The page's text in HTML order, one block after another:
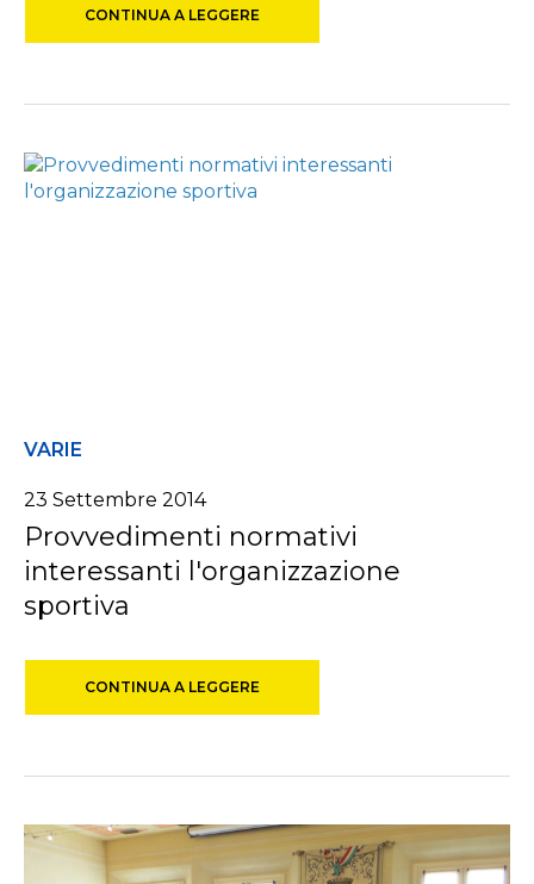
CONTINUA A LEGGERE
VARIE
23 Settembre 2014
Provvedimenti normativi
interessanti l'organizzazione
sportiva
CONTINUA A LEGGERE